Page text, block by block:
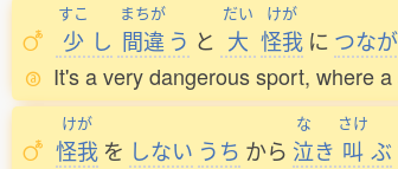
すこ
少 し
まちが
間違 う と
だい
大
けが
怪我 に つな
It's a very dangerous sport, where
けが
怪我 を しない うち から
な
泣き
さけ
叫 ぶ